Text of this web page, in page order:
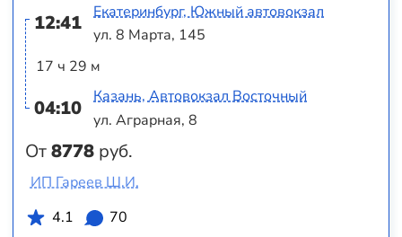
12:41
17 ч 29 м
04:10
От8778 руб.
Екатеринбург, Южный автовокзал
ул. 8 Марта, 145
Казань, Автовокзал Восточный
ул. Аграрная, 8
ИП Гареев Ш.И.
4.1
70